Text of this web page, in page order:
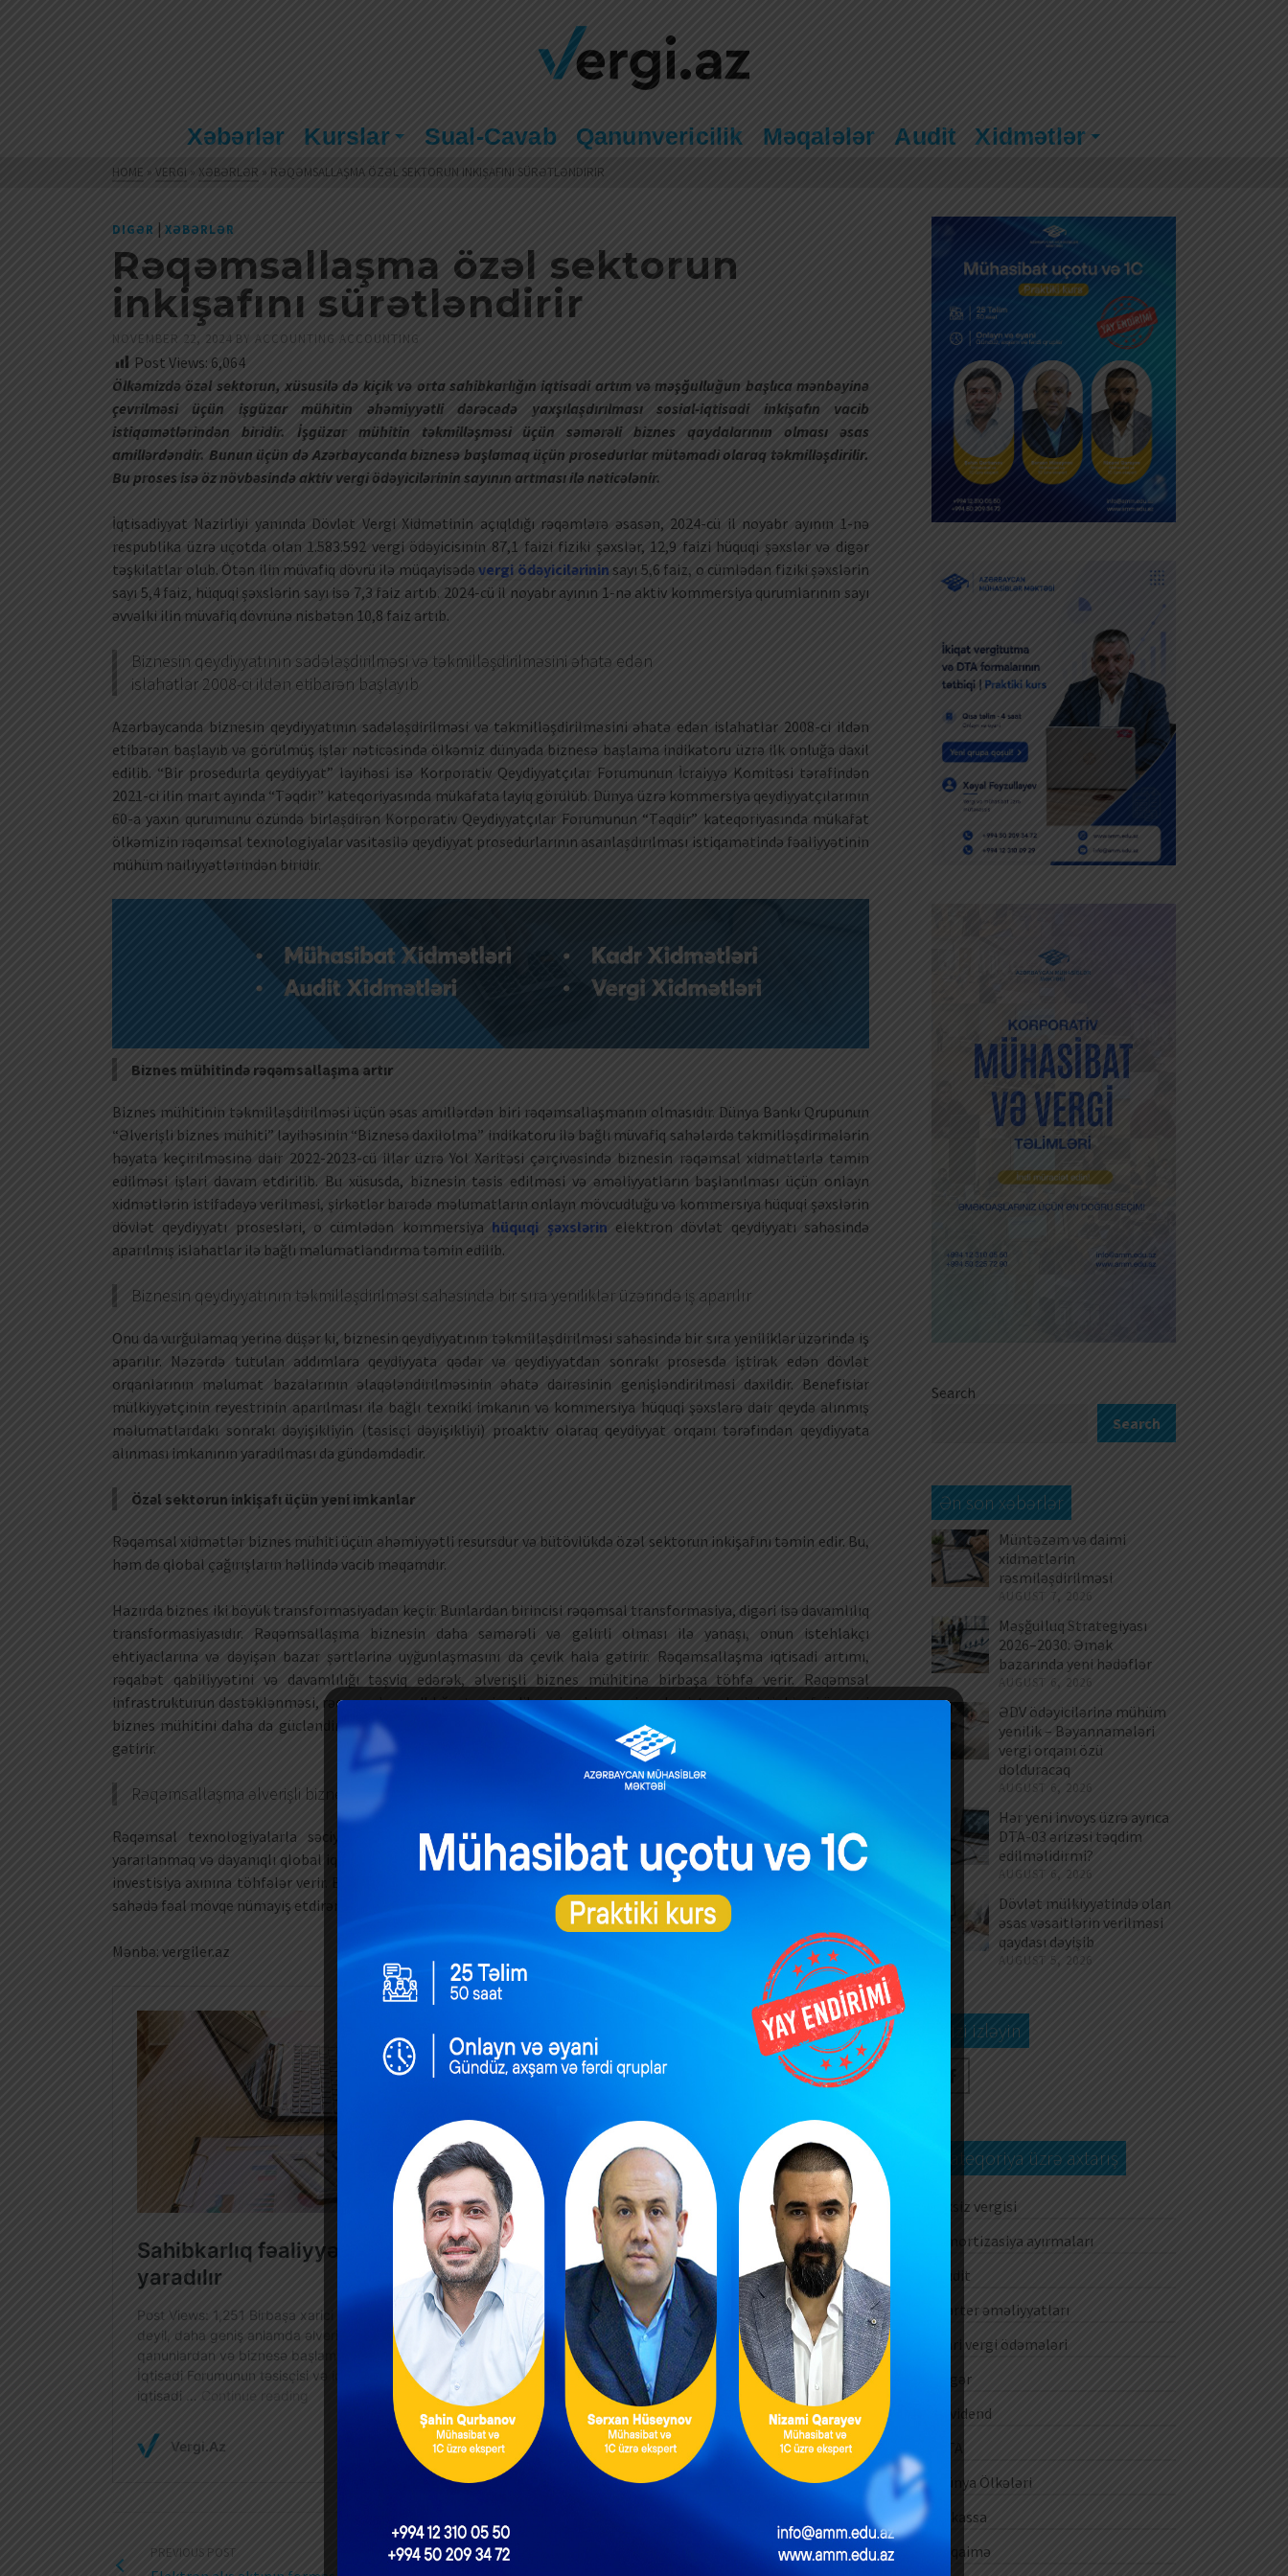
Xəbərlər Kurslar Sual-Cavab Qanunvericilik Məqalələr Audit Xidmətlər
HOME » VERGI » XƏBƏRLƏR » RƏQƏMSALLAŞMA ÖZƏL SEKTORUN INKIŞAFINI SÜRƏTLƏNDIRIR
DIGƏR | XƏBƏRLƏR
Rəqəmsallaşma özəl sektorun
inkişafını sürətləndirir
NOVEMBER 22, 2024 BY ACCOUNTING ACCOUNTING
Post Views: 6,064
Ölkəmizdə özəl sektorun, xüsusilə də kiçik və orta sahibkarlığın iqtisadi artım və məşğulluğun başlıca mənbəyinə
çevrilməsi üçün işgüzar mühitin əhəmiyyətli dərəcədə yaxşılaşdırılması sosial-iqtisadi inkişafın vacib
istiqamətlərindən biridir. İşgüzar mühitin təkmilləşməsi üçün səmərəli biznes qaydalarının olması əsas
amillərdəndir. Bunun üçün də Azərbaycanda biznesə başlamaq üçün prosedurlar mütəmadi olaraq təkmilləşdirilir.
Bu proses isə öz növbəsində aktiv vergi ödəyicilərinin sayının artması ilə nəticələnir.
İqtisadiyyat Nazirliyi yanında Dövlət Vergi Xidmətinin açıqldığı rəqəmlərə əsasən, 2024-cü il noyabr ayının 1-nə
respublika üzrə uçotda olan 1.583.592 vergi ödəyicisinin 87,1 faizi fiziki şəxslər, 12,9 faizi hüquqi şəxslər və digər
təşkilatlar olub. Ötən ilin müvafiq dövrü ilə müqayisədə vergi ödəyicilərinin sayı 5,6 faiz, o cümlədən fiziki şəxslərin
sayı 5,4 faiz, hüquqi şəxslərin sayı isə 7,3 faiz artıb. 2024-cü il noyabr ayının 1-nə aktiv kommersiya qurumlarının sayı
əvvəlki ilin müvafiq dövrünə nisbətən 10,8 faiz artıb.
Biznesin qeydiyyatının sadələşdirilməsi və təkmilləşdirilməsini əhatə edən
islahatlar 2008-ci ildən etibarən başlayıb
Azərbaycanda biznesin qeydiyyatının sadələşdirilməsi və təkmilləşdirilməsini əhatə edən islahatlar 2008-ci ildən
etibarən başlayıb və görülmüş işlər nəticəsində ölkəmiz dünyada biznesə başlama indikatoru üzrə ilk onluğa daxil
edilib. “Bir prosedurla qeydiyyat” layihəsi isə Korporativ Qeydiyyatçılar Forumunun İcraiyyə Komitəsi tərəfindən
2021-ci ilin mart ayında “Təqdir” kateqoriyasında mükafata layiq görülüb. Dünya üzrə kommersiya qeydiyyatçılarının
60-a yaxın qurumunu özündə birləşdirən Korporativ Qeydiyyatçılar Forumunun “Təqdir” kateqoriyasında mükafat
ölkəmizin rəqəmsal texnologiyalar vasitəsilə qeydiyyat prosedurlarının asanlaşdırılması istiqamətində fəaliyyətinin
mühüm nailiyyətlərindən biridir.
Biznes mühitində rəqəmsallaşma artır
Biznes mühitinin təkmilləşdirilməsi üçün əsas amillərdən biri rəqəmsallaşmanın olmasıdır. Dünya Bankı Qrupunun
“Əlverişli biznes mühiti” layihəsinin “Biznesə daxilolma” indikatoru ilə bağlı müvafiq sahələrdə təkmilləşdirmələrin
həyata keçirilməsinə dair 2022-2023-cü illər üzrə Yol Xəritəsi çərçivəsində biznesin rəqəmsal xidmətlərlə təmin
edilməsi işləri davam etdirilib. Bu xüsusda, biznesin təsis edilməsi və əməliyyatların başlanılması üçün onlayn
xidmətlərin istifadəyə verilməsi, şirkətlər barədə məlumatların onlayn mövcudluğu və kommersiya hüquqi şəxslərin
dövlət qeydiyyatı prosesləri, o cümlədən kommersiya hüquqi şəxslərin elektron dövlət qeydiyyatı sahəsində
aparılmış islahatlar ilə bağlı məlumatlandırma təmin edilib.
Biznesin qeydiyyatının təkmilləşdirilməsi sahəsində bir sıra yeniliklər üzərində iş aparılır
Onu da vurğulamaq yerinə düşər ki, biznesin qeydiyyatının təkmilləşdirilməsi sahəsində bir sıra yeniliklər üzərində iş
aparılır. Nəzərdə tutulan addımlara qeydiyyata qədər və qeydiyyatdan sonrakı prosesdə iştirak edən dövlət
orqanlarının məlumat bazalarının əlaqələndirilməsinin əhatə dairəsinin genişləndirilməsi daxildir. Benefisiar
mülkiyyətçinin reyestrinin aparılması ilə bağlı texniki imkanın və kommersiya hüquqi şəxslərə dair qeydə alınmış
məlumatlardakı sonrakı dəyişikliyin (təsisçi dəyişikliyi) proaktiv olaraq qeydiyyat orqanı tərəfindən qeydiyyata
alınması imkanının yaradılması da gündəmdədir.
Özəl sektorun inkişafı üçün yeni imkanlar
Rəqəmsal xidmətlər biznes mühiti üçün əhəmiyyətli resursdur və bütövlükdə özəl sektorun inkişafını təmin edir. Bu,
həm də qlobal çağırışların həllində vacib məqamdır.
Hazırda biznes iki böyük transformasiyadan keçir. Bunlardan birincisi rəqəmsal transformasiya, digəri isə davamlılıq
transformasiyasıdır. Rəqəmsallaşma biznesin daha səmərəli və gəlirli olması ilə yanaşı, onun istehlakçı
ehtiyaclarına və dəyişən bazar şərtlərinə uyğunlaşmasını da çevik hala gətirir. Rəqəmsallaşma iqtisadi artımı,
rəqabət qabiliyyətini və davamlılığı təşviq edərək, əlverişli biznes mühitinə birbaşa töhfə verir. Rəqəmsal
infrastrukturun dəstəklənməsi, rəqəmsal savadlılığın təşviq edilməsi və innovasiya ekosistemlərinin inkişafı ümumi
biznes mühitini daha da gücləndirərək, onu sahibkarlar, investorlar üçün daha davamlı, dinamik və cəlbedici hala
gətirir.
Rəqəmsallaşma əlverişli biznes mühitinə birbaşa töhfə verir
Rəqəmsal texnologiyalarla səciyyələnən biznes mühiti gələcək çağırışları idarə etmək, yeni imkanlardan
yararlanmaq və dayanıqlı qlobal iqtisadiyyata töhfə vermək üçün daha yaxşı mövqeyə malik olur. Bu, həm də ölkəyə
investisiya axınına töhfələr verir. Biznes mühitinin davamlı gələcəyi yeni texnologiyalara bağlıdır ki, ölkəmiz də bu
sahədə fəal mövqe nümayiş etdirərək, biznes subyektləri üçün elektron yeniliklərin tətbiqini diqqətdə saxlayır.
Mənbə: vergiler.az
PREVIOUS POST
Search
Search
Ən son xəbərlər
Müntəzəm və daimi
xidmətlərin
rəsmiləşdirilməsi
AUGUST 7, 2026
Məşğulluq Strategiyası
2026–2030: Əmək
bazarında yeni hədəflər
AUGUST 6, 2026
ƏDV ödəyicilərinə mühüm
yenilik – Bəyannamələri
vergi orqanı özü
dolduracaq
AUGUST 6, 2026
Hər yeni invoys üzrə ayrıca
DTA-03 ərizəsi təqdim
edilməlidirmi?
AUGUST 6, 2026
Dövlət mülkiyyətində olan
əsas vəsaitlərin verilməsi
qaydası dəyişib
AUGUST 5, 2026
Bizi izləyin
Kateqoriya üzrə axtarış
Aksiz vergisi
Amortizasiya ayırmaları
Audit
Barter əməliyyatları
Cari vergi ödəmələri
Digər
Dividend
Dünya Ölkələri
E-kassa
E-qaimə